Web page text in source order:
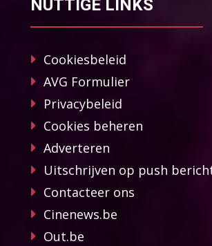
NUTTIGE LINKS
Cookiesbeleid
AVG Formulier
Privacybeleid
Cookies beheren
Adverteren
Uitschrijven op push
Contacteer ons
Cinenews.be
Out.be